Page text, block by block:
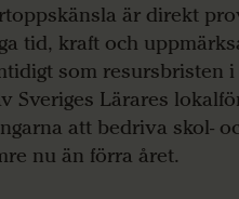
är direkt
tid, kraft och
som resursbristen
Sveriges Lärares
att bedriva skol-
nu än förra året.